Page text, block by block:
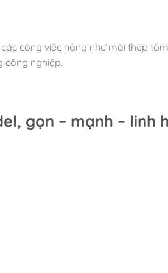
công việc nặng như mài thép
công nghiệp.
gọn – mạnh – linh